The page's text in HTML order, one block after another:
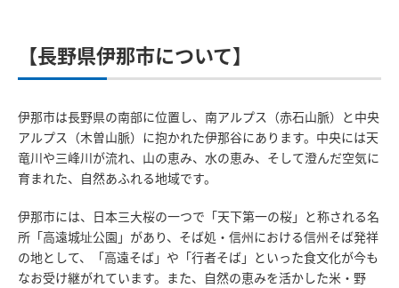
【長野県伊那市について】
伊那市は長野県の南部に位置し、南アルプス（赤石山脈）と中央
アルプス（木曽山脈）に抱かれた伊那谷にあります。中央には天
竜川や三峰川が流れ、山の恵み、水の恵み、そして澄んだ空気に
育まれた、自然あふれる地域です。
伊那市には、日本三大桜の一つで「天下第一の桜」と称される名
所「高遠城址公園」があり、そば処・信州における信州そば発祥
の地として、「高遠そば」や「行者そば」といった食文化が今も
なお受け継がれています。また、自然の恵みを活かした米・野